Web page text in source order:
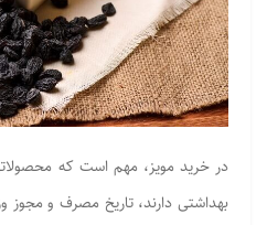
در خرید مویز، مهم است که
بهداشتی دارند، تاریخ مصرف و مجوز